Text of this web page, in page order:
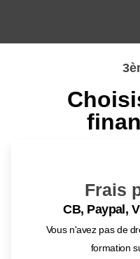
Frais
CB, Paypal,
Vous n'avez pas de
formation